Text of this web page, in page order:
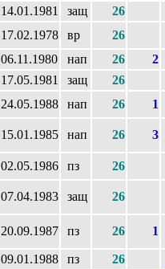
14.01.1981 защ 26
17.02.1978 вр 26
06.11.1980 нап 26 2
17.05.1981 защ 26
24.05.1988 нап 26 1
15.01.1985 нап 26 3
02.05.1986 пз 26
07.04.1983 защ 26
20.09.1987 пз 26 1
09.01.1988 пз 26